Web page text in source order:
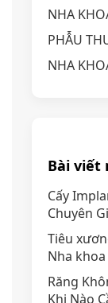
NHA
PHẪU
NHA
Bài viết
Cấy
Chuyên
Tiêu
Nha
Răng
Khi Nào